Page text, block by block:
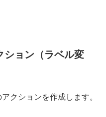
ション（ラベル変
クションを作成します。